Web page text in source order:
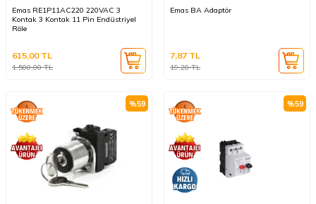
Emas RE1P11AC220 220VAC 3
Kontak 3 Kontak 11 Pin Endüstriyel
Röle
1.500,00TL
615,00TL
Emas BA Adaptör
19,20TL
7,87 TL
%59 %59